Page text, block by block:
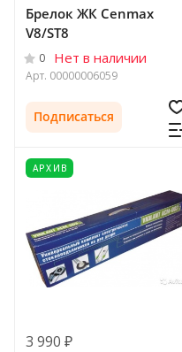
Брелок ЖК Cenmax
V8/ST8
0 Нет в наличии
Арт. 00000006059
Подписаться
АРХИВ
3 990 ₽